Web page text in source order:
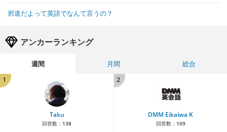
邪道だよって英語でなんて言うの？
アンカーランキング
週間 月間
総合
1
Taku
回答数： 138
2
DMM Eikaiwa K
回答数： 109